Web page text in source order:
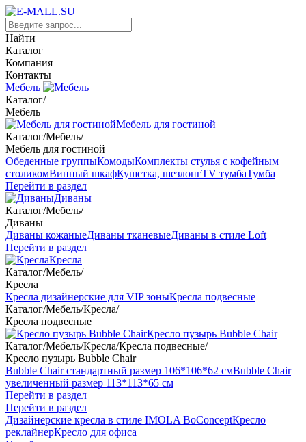
Найти
Каталог
Компания
Контакты
Мебель
Каталог/
Мебель
Мебель для гостиной
Каталог/Мебель/
Мебель для гостиной
Обеденные группыКомодыКомплекты стулья с кофейным
столикомВинный шкафКушетка, шезлонгTV тумбаТумба
Перейти в раздел
Диваны
Каталог/Мебель/
Диваны
Диваны кожаныеДиваны тканевыеДиваны в стиле Loft
Перейти в раздел
Кресла
Каталог/Мебель/
Кресла
Кресла дизайнерские для VIP зоныКресла подвесные
Каталог/Мебель/Кресла/
Кресла подвесные
Кресло пузырь Bubble Chair
Каталог/Мебель/Кресла/Кресла подвесные/
Кресло пузырь Bubble Chair
Bubble Chair стандартный размер 106*106*62 смBubble Chair
увеличенный размер 113*113*65 см
Перейти в раздел
Перейти в раздел
Дизайнерские кресла в стиле IMOLA BoConceptКресло
реклайнерКресло для офиса